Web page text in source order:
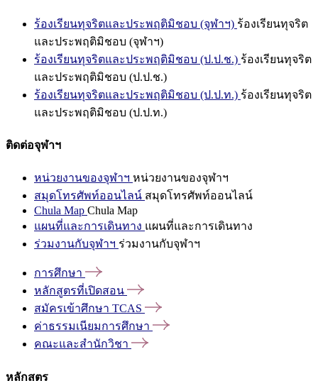
ร้องเรียนทุจริตและประพฤติมิชอบ (จุฬาฯ) ร้องเรียนทุจริต
และประพฤติมิชอบ (จุฬาฯ)
ร้องเรียนทุจริตและประพฤติมิชอบ (ป.ป.ช.) ร้องเรียนทุจริต
และประพฤติมิชอบ (ป.ป.ช.)
ร้องเรียนทุจริตและประพฤติมิชอบ (ป.ป.ท.) ร้องเรียนทุจริต
และประพฤติมิชอบ (ป.ป.ท.)
ติดต่อจุฬาฯ
หน่วยงานของจุฬาฯ หน่วยงานของจุฬาฯ
สมุดโทรศัพท์ออนไลน์ สมุดโทรศัพท์ออนไลน์
Chula Map Chula Map
แผนที่และการเดินทาง แผนที่และการเดินทาง
ร่วมงานกับจุฬาฯ ร่วมงานกับจุฬาฯ
การศึกษา
หลักสูตรที่เปิดสอน
สมัครเข้าศึกษา TCAS
ค่าธรรมเนียมการศึกษา
คณะและสำนักวิชา
หลักสูตร